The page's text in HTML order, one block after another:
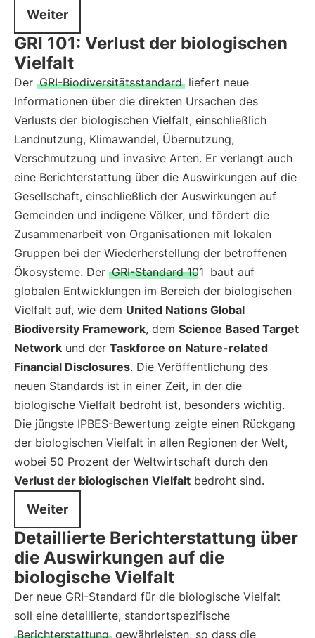
Weiter
GRI 101: Verlust der biologischen
Vielfalt
Der GRI-Biodiversitätsstandard liefert neue
Informationen über die direkten Ursachen des
Verlusts der biologischen Vielfalt, einschließlich
Landnutzung, Klimawandel, Übernutzung,
Verschmutzung und invasive Arten. Er verlangt auch
eine Berichterstattung über die Auswirkungen auf die
Gesellschaft, einschließlich der Auswirkungen auf
Gemeinden und indigene Völker, und fördert die
Zusammenarbeit von Organisationen mit lokalen
Gruppen bei der Wiederherstellung der betroffenen
Ökosysteme. Der GRI-Standard 101 baut auf
globalen Entwicklungen im Bereich der biologischen
Vielfalt auf, wie dem United Nations Global
Biodiversity Framework, dem Science Based Target
Network und der Taskforce on Nature-related
Financial Disclosures. Die Veröffentlichung des
neuen Standards ist in einer Zeit, in der die
biologische Vielfalt bedroht ist, besonders wichtig.
Die jüngste IPBES-Bewertung zeigte einen Rückgang
der biologischen Vielfalt in allen Regionen der Welt,
wobei 50 Prozent der Weltwirtschaft durch den
Verlust der biologischen Vielfalt bedroht sind.
Weiter
Detaillierte Berichterstattung über
die Auswirkungen auf die
biologische Vielfalt
Der neue GRI-Standard für die biologische Vielfalt
soll eine detaillierte, standortspezifische
Berichterstattung gewährleisten, so dass die